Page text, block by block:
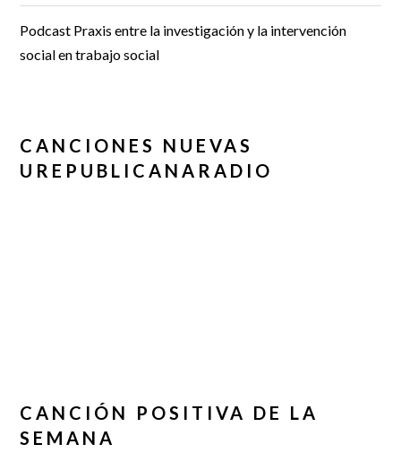
Podcast Praxis entre la investigación y la intervención
social en trabajo social
CANCIONES NUEVAS
UREPUBLICANARADIO
CANCIÓN POSITIVA DE LA
SEMANA